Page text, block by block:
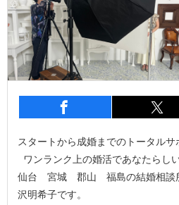
シェ
スタートから成婚までのトータルサ
ワンランク上の婚活であなたらし
仙台 宮城 郡山 福島の結婚相談
沢明希子です。